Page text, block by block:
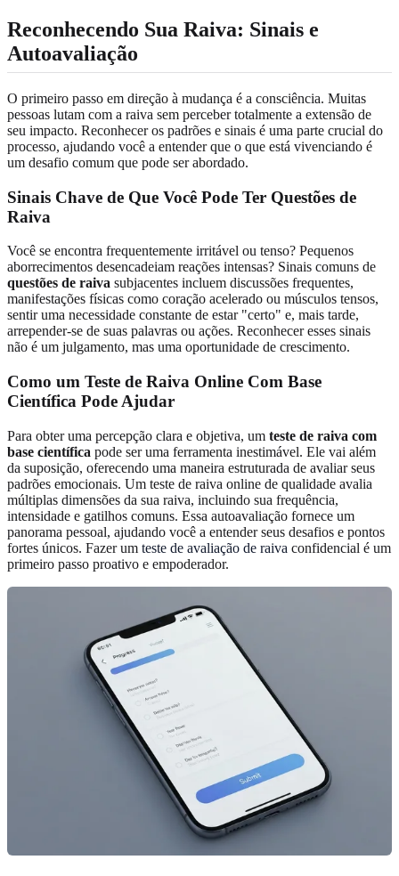
Reconhecendo Sua Raiva: Sinais e
Autoavaliação
O primeiro passo em direção à mudança é a consciência. Muitas
pessoas lutam com a raiva sem perceber totalmente a extensão de
seu impacto. Reconhecer os padrões e sinais é uma parte crucial do
processo, ajudando você a entender que o que está vivenciando é
um desafio comum que pode ser abordado.
Sinais Chave de Que Você Pode Ter Questões de
Raiva
Você se encontra frequentemente irritável ou tenso? Pequenos
aborrecimentos desencadeiam reações intensas? Sinais comuns de
questões de raiva subjacentes incluem discussões frequentes,
manifestações físicas como coração acelerado ou músculos tensos,
sentir uma necessidade constante de estar "certo" e, mais tarde,
arrepender-se de suas palavras ou ações. Reconhecer esses sinais
não é um julgamento, mas uma oportunidade de crescimento.
Como um Teste de Raiva Online Com Base
Científica Pode Ajudar
Para obter uma percepção clara e objetiva, um teste de raiva com
base científica pode ser uma ferramenta inestimável. Ele vai além
da suposição, oferecendo uma maneira estruturada de avaliar seus
padrões emocionais. Um teste de raiva online de qualidade avalia
múltiplas dimensões da sua raiva, incluindo sua frequência,
intensidade e gatilhos comuns. Essa autoavaliação fornece um
panorama pessoal, ajudando você a entender seus desafios e pontos
fortes únicos. Fazer um teste de avaliação de raiva confidencial é um
primeiro passo proativo e empoderador.